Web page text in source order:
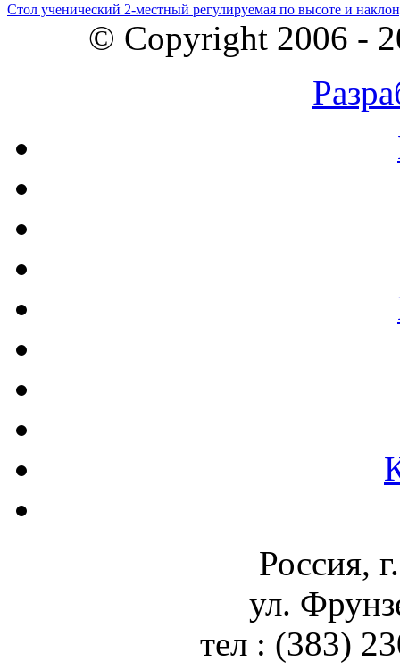
Стол ученический 2-местный регулируемая по высоте и
© Copyright 2006 -
Россия,
ул.
тел : (383)